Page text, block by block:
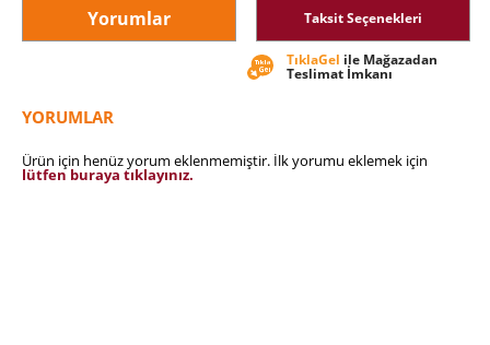
Yorumlar Taksit Seçenekleri
TıklaGel ile Mağazadan
Teslimat İmkanı
YORUMLAR
Ürün için henüz yorum eklenmemiştir. İlk yorumu eklemek için
lütfen buraya tıklayınız.